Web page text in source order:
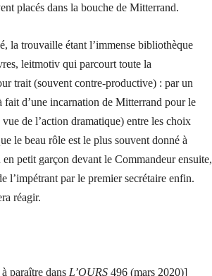
placés dans la bouche de Mitterrand.
la trouvaille étant l’immense bibliothèque
leitmotiv qui parcourt toute la
trait (souvent contre-productive) : par un
d’une incarnation de Mitterrand pour le
de l’action dramatique) entre les choix
le beau rôle est le plus souvent donné à
petit garçon devant le Commandeur ensuite,
l’impétrant par le premier secrétaire enfin.
réagir.
paraître dans L’OURS 496 (mars 2020)]